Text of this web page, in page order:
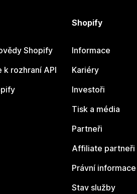
Shopify
k rozhraní API
Shopify
Informace
Kariéry
Investoři
Tisk a média
Partneři
Affiliate partneři
Právní informace
Stav služby